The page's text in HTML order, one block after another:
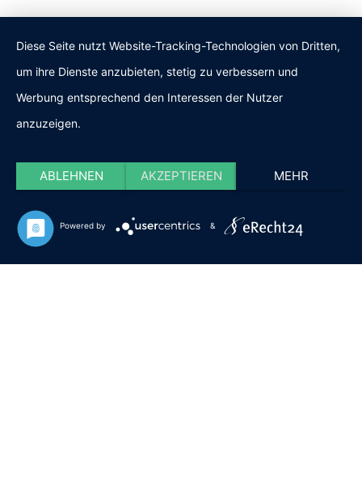
Diese Seite nutzt Website-Tracking-Technologien von Dritten,
um ihre Dienste anzubieten, stetig zu verbessern und
Werbung entsprechend den Interessen der Nutzer
anzuzeigen.
ABLEHNEN AKZEPTIEREN MEHR
Powered by &